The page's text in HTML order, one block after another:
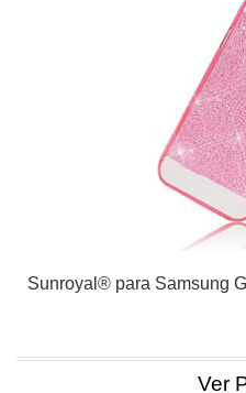
Sunroyal® para Samsung
Ver